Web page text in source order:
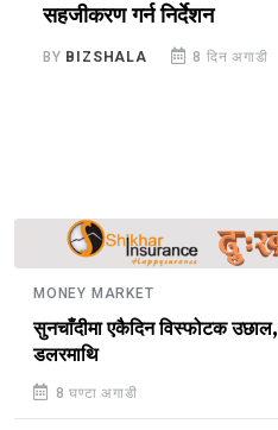
सहजीकरण गर्न निर्देशन
BY BIZSHALA 8 दिन अगाडी
MONEY MARKET
सुनचाँदीमा एकैदिन विस्फोटक
डलरमाथि
8 घण्टा अगाडी